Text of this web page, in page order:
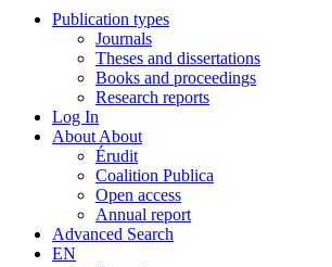
Publication types
Journals
Theses and dissertations
Books and proceedings
Research reports
Log In
About About
Érudit
Coalition Publica
Open access
Annual report
Advanced Search
EN